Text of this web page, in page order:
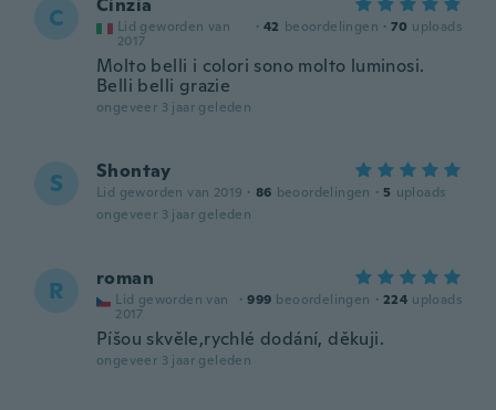
C Cinzia
Lid geworden van
2017
· 42 beoordelingen · 70 uploads
Molto belli i colori sono molto luminosi.
Belli belli grazie
ongeveer 3 jaar geleden
S Shontay
Lid geworden van 2019 · 86 beoordelingen · 5 uploads
ongeveer 3 jaar geleden
R roman
Lid geworden van
2017
· 999 beoordelingen · 224 uploads
Píšou skvěle,rychlé dodání, děkuji.
ongeveer 3 jaar geleden